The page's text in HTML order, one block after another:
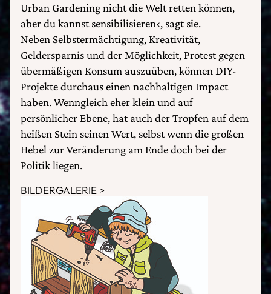
Urban Gardening nicht die Welt retten können,
aber du kannst sensibilisieren‹, sagt sie.
Neben Selbstermächtigung, Kreativität,
Geldersparnis und der Möglichkeit, Protest gegen
übermäßigen Konsum auszuüben, können DIY-
Projekte durchaus einen nachhaltigen Impact
haben. Wenngleich eher klein und auf
persönlicher Ebene, hat auch der Tropfen auf dem
heißen Stein seinen Wert, selbst wenn die großen
Hebel zur Veränderung am Ende doch bei der
Politik liegen.
BILDERGALERIE